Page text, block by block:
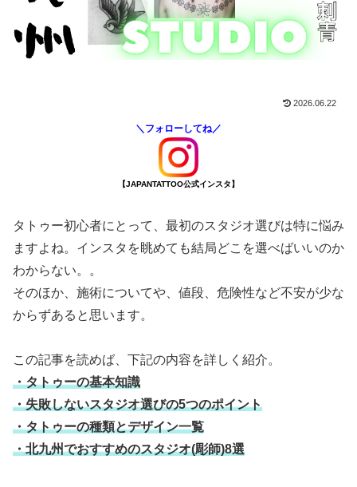
2026.06.22
＼フォローしてね／
【JAPANTATTOO公式インスタ】
タトゥー初心者にとって、最初のスタジオ選びは特に悩み
ますよね。インスタを眺めても結局どこを選べばいいのか
わからない。。
そのほか、施術についてや、値段、危険性など不安が少な
からずあると思います。
この記事を読めば、下記の内容を詳しく紹介。
・タトゥーの基本知識
・失敗しないスタジオ選びの5つのポイント
・タトゥーの種類とデザイン一覧
・北九州でおすすめのスタジオ(彫師)8選